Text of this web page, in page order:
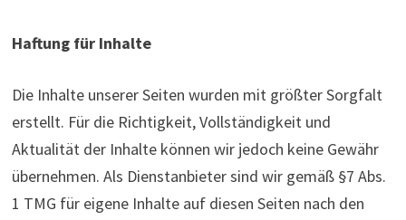
Haftung für Inhalte
Die Inhalte unserer Seiten wurden mit größter Sorgfalt
erstellt. Für die Richtigkeit, Vollständigkeit und
Aktualität der Inhalte können wir jedoch keine Gewähr
übernehmen. Als Dienstanbieter sind wir gemäß §7 Abs.
1 TMG für eigene Inhalte auf diesen Seiten nach den